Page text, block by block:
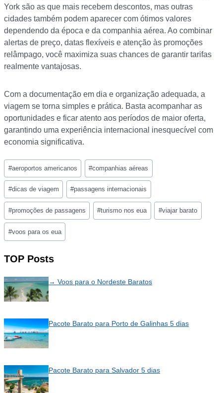
York são as que mais recebem descontos, mas outras
cidades também podem aparecer com ótimos valores
dependendo da época e da companhia aérea. Ao combinar
alertas de preço, datas flexíveis e atenção às promoções
relâmpago, você maximiza suas chances de garantir tarifas
realmente vantajosas.
Com a documentação em dia e organização adequada, a
viagem se torna simples e prática. Basta acompanhar as
oportunidades e ficar atento aos períodos de maior oferta,
garantindo uma experiência internacional inesquecível com
economia significativa.
Post
Tags:
#aeroportos americanos #companhias aéreas
#dicas de viagem #passagens internacionais
#promoções de passagens #turismo nos eua #viajar barato
#voos para os eua
TOP Posts
→ Voos para o Nordeste Baratos
Pacote Barato para Porto de Galinhas 5 dias
Pacote Barato para Salvador 5 dias